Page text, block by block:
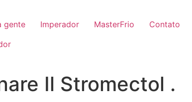
gente Imperador MasterFrio Contato
Il Stromectol .